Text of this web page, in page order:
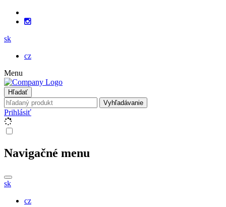
sk
cz
Menu
Hľadať
Vyhľadávanie
Prihlásiť
Navigačné menu
sk
cz